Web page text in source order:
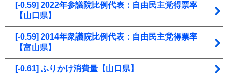
[-0.59] 2022年参議院比例代表：自由民主党得票率
【山口県】
[-0.59] 2014年衆議院比例代表：自由民主党得票率
【富山県】
[-0.61] ふりかけ消費量【山口県】